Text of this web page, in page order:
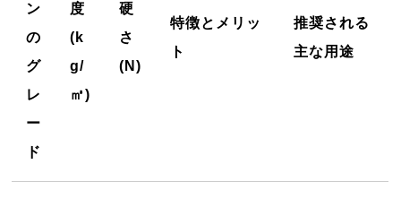
ン
の
グ
レ
ー
ド
度
(k
g/
㎥)
硬
さ
(N)
特徴とメリッ
ト
推奨される
主な用途